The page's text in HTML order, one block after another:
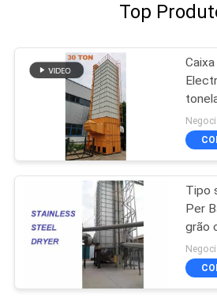
Top
a
Tipo
Per
grão
aço